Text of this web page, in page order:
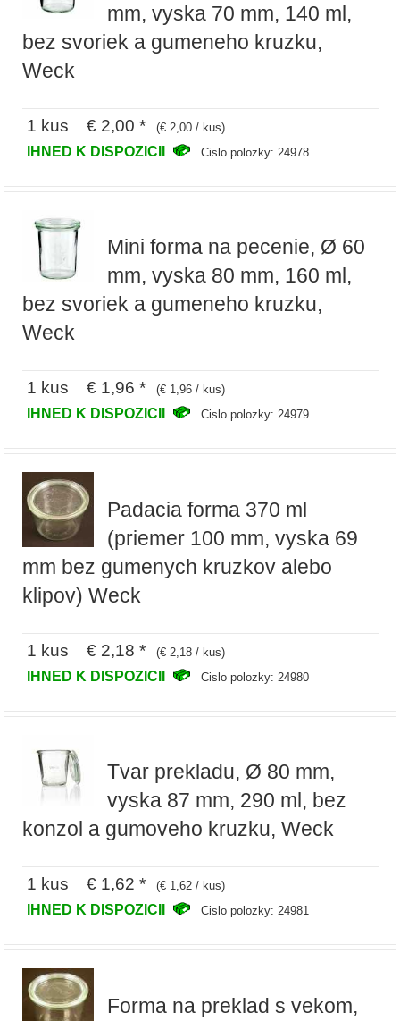
mm, vyska 70 mm, 140 ml,
bez svoriek a gumeneho kruzku,
Weck
1 kus € 2,00 * (€ 2,00 / kus)
IHNED K DISPOZICII Cislo polozky: 24978
Mini forma na pecenie, Ø 60
mm, vyska 80 mm, 160 ml,
bez svoriek a gumeneho kruzku,
Weck
1 kus € 1,96 * (€ 1,96 / kus)
IHNED K DISPOZICII Cislo polozky: 24979
Padacia forma 370 ml
(priemer 100 mm, vyska 69
mm bez gumenych kruzkov alebo
klipov) Weck
1 kus € 2,18 * (€ 2,18 / kus)
IHNED K DISPOZICII Cislo polozky: 24980
Tvar prekladu, Ø 80 mm,
vyska 87 mm, 290 ml, bez
konzol a gumoveho kruzku, Weck
1 kus € 1,62 * (€ 1,62 / kus)
IHNED K DISPOZICII Cislo polozky: 24981
Forma na preklad s vekom,